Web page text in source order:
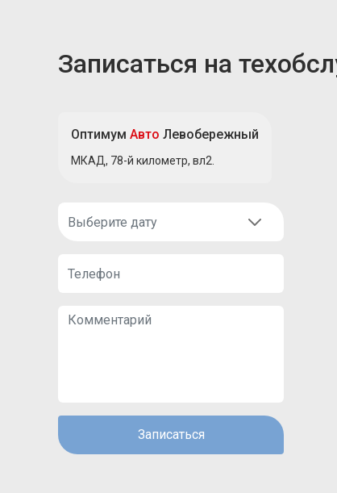
Записаться на
Оптимум Авто Левобережный
МКАД, 78-й километр, вл2.
Записаться